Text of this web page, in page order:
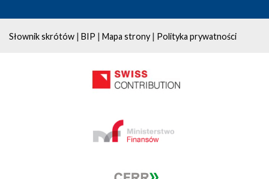
Słownik skrótów | BIP | Mapa strony | Polityka prywatności